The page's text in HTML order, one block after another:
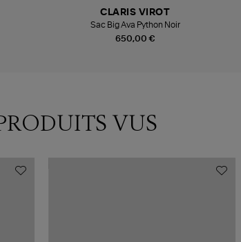
650,00 €
CLARIS VIROT
Sac Big Ava Python Noir
VUS